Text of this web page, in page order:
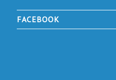
FACEBOOK